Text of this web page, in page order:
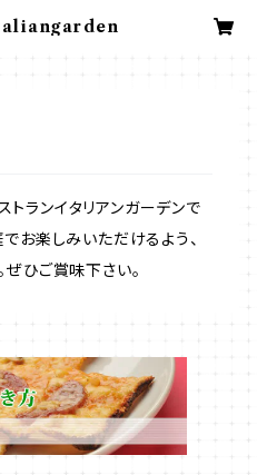
ランイタリアンガーデンで
お楽しみいただけるよう、
ぜひご賞味下さい。